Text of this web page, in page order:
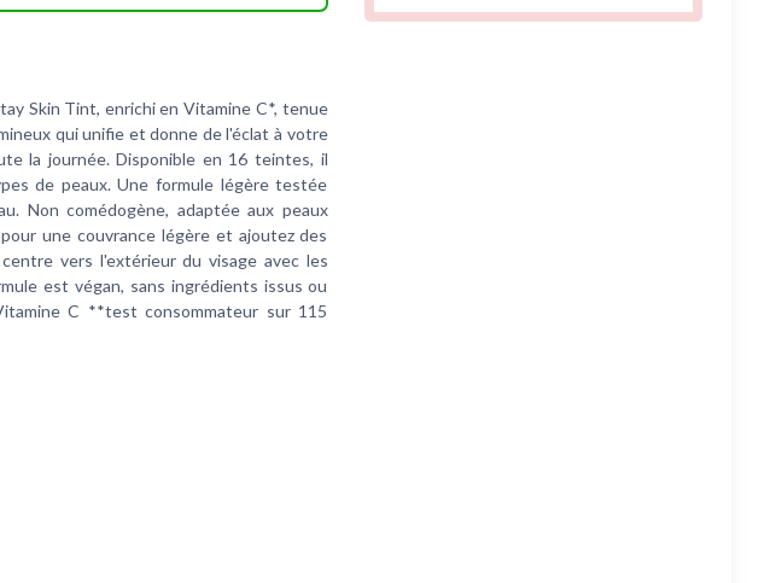
Skin Tint, enrichi en Vitamine C*, tenue
qui unifie et donne de l'éclat à votre
la journée. Disponible en 16 teintes, il
de peaux. Une formule légère testée
Non comédogène, adaptée aux peaux
une couvrance légère et ajoutez des
vers l'extérieur du visage avec les
est végan, sans ingrédients issus ou
C **test consommateur sur 115